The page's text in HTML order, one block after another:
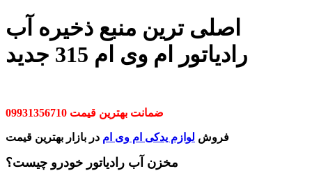
اصلی ترین منبع ذخیره آب
رادیاتور ام وی ام 315 جدید
ضمانت بهترین قیمت 09931356710
فروش لوازم یدکی ام وی ام در بازار بهترین قیمت
مخزن آب رادیاتور خودرو چیست؟